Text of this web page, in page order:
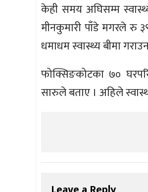
केही समय अघिसम्म
मीनकुमारी पाँडे मगरले रु
धमाधम स्वास्थ्य बीमा
फोक्सिङकोटका ७०
सारुले बताए । अहिले